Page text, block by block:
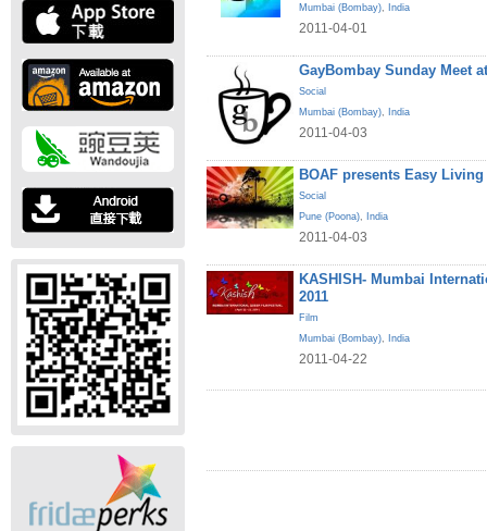
Mumbai (Bombay), India
2011-04-01
GayBombay Sunday Meet
Social
Mumbai (Bombay), India
2011-04-03
BOAF presents Easy
Social
Pune (Poona), India
2011-04-03
KASHISH- Mumbai
2011
Film
Mumbai (Bombay), India
2011-04-22